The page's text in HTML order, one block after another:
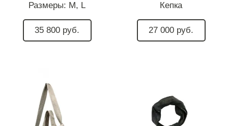
Размеры: M, L
35 800 руб.
Кепка
27 000 руб.